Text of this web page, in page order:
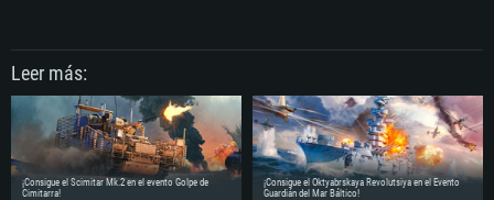
Leer más:
¡Consigue el Scimitar Mk.2 en el evento Golpe de
Cimitarra!
¡Consigue el Oktyabrskaya Revolutsiya en el Evento
Guardián del Mar Báltico!